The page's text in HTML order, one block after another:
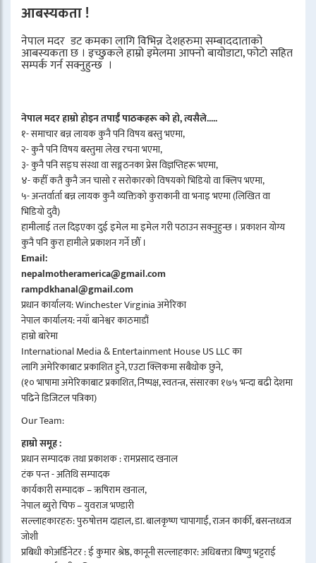
आबस्यकता !
नेपाल मदर डट कमका लागि विभिन्न देशहरुमा सम्बाददाताको
आबस्यकता छ । इच्छुकले हाम्रो इमेलमा आफ्नो बायोडाटा, फोटो सहित
सम्पर्क गर्न सक्नुहुन्छ ।
नेपाल मदर हाम्रो होइन तपाईँ पाठकहरू को हो, त्यसैले.....
१- समाचार बन्न लायक कुनै पनि विषय बस्तु भएमा,
२- कुनै पनि विषय बस्तुमा लेख रचना भएमा,
३- कुनै पनि सङ्घ संस्था वा सङ्गठनका प्रेस विज्ञप्तिहरू भएमा,
४- कहीँ कतै कुनै जन चासो र सरोकारको विषयको भिडियो वा क्लिप भएमा,
५- अन्तर्वार्ता बन्न लायक कुनै व्यक्तिको कुराकानी वा भनाइ भएमा (लिखित वा
भिडियो दुवै)
हामीलाई तल दिइएका दुई इमेल मा इमेल गरी पठाउन सक्नुहुन्छ । प्रकाशन योग्य
कुनै पनि कुरा हामीले प्रकाशन गर्ने छौँ ।
Email:
nepalmotheramerica@gmail.com
rampdkhanal@gmail.com
प्रधान कार्यालय: Winchester Virginia अमेरिका
नेपाल कार्यालय: नयाँ बानेश्वर काठमाडौं
हाम्रो बारेमा
International Media & Entertainment House US LLC का
लागि अमेरिकाबाट प्रकाशित हुने, एउटा क्लिकमा सबैथोक छुने,
(१० भाषामा अमेरिकाबाट प्रकाशित, निष्पक्ष, स्वतन्त्र, संसारका १७५ भन्दा बढी देशमा
पढिने डिजिटल पत्रिका)
Our Team:
हाम्रो समूह :
प्रधान सम्पादक तथा प्रकाशक : रामप्रसाद खनाल
टंक पन्त - अतिथि सम्पादक
कार्यकारी सम्पादक – ऋषिराम खनाल,
नेपाल ब्युरो चिफ – युवराज भण्डारी
सल्लाहकारहरु: पुरुषोत्तम दाहाल, डा. बालकृष्ण चापागाईं, राजन कार्की, बसन्तध्वज
जोशी
प्रबिधी कोअर्डिनेटर : ई कुमार श्रेष्ठ, कानूनी सल्लाहकार: अधिबक्ता बिष्णु भट्टराई